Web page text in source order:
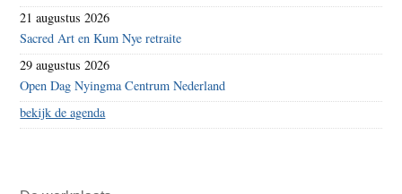
21 augustus 2026
Sacred Art en Kum Nye retraite
29 augustus 2026
Open Dag Nyingma Centrum Nederland
bekijk de agenda